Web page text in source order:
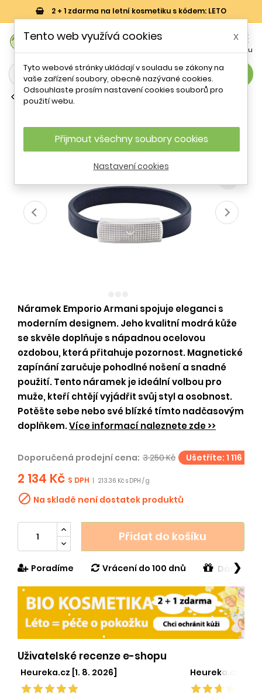
2 + 1 zdarma na letní kosmetiku s kódem: LETO

Menu
search
Kožené náramky
EGS2987040 Emporio Armani
- 34 %
Náramek Emporio Armani spojuje eleganci s
moderním designem. Jeho kvalitní modrá kůže
se skvěle doplňuje s nápadnou ocelovou
ozdobou, která přitahuje pozornost. Magnetické
zapínání zaručuje pohodlné nošení a snadné
použití. Tento náramek je ideální volbou pro
muže, kteří chtějí vyjádřit svůj styl a osobnost.
Potěšte sebe nebo své blízké tímto nadčasovým
doplňkem.Více informací naleznete zde >>
Doporučená prodejní cena: 3 250 Kč Ušetříte: 1 116 Kč
2 134 Kč S DPH 213.36 Kč s DPH / g
 Na skladě není dostatek produktů
Přidat do košíku
Poradíme Vrácení do 100 dnů Dárek v
❯
Uživatelské recenze e-shopu
Heureka.cz [1. 8. 2026] Heureka.cz [29.
Tento web využívá cookies x
Tyto webové stránky ukládají v souladu se zákony na
vaše zařízení soubory, obecně nazývané cookies.
Odsouhlaste prosím nastavení cookies souborů pro
použití webu.
Přijmout všechny soubory cookies
Nastavení cookies